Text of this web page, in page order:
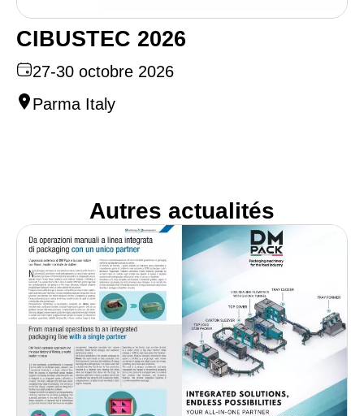
CIBUSTEC 2026
27-30 octobre 2026
Parma Italy
Autres actualités